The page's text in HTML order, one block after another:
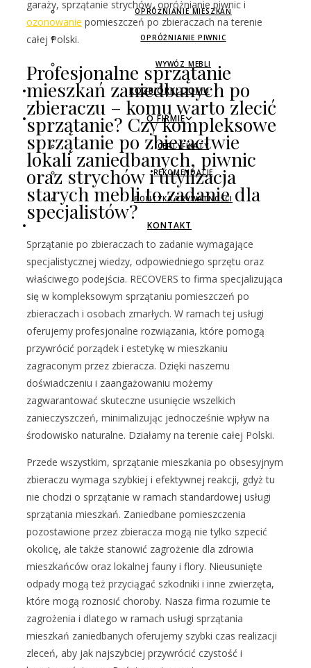
OPRÓŻNIANIE MIESZKAŃ
OPRÓŻNIANIE PIWNIC
WYWÓZ MEBLI
ROZBIÓRKI DOMU
O FIRMIE
CERTYFIKATY
REKOMENDACJE
POLITYKA PRYWATNOŚCI
KONTAKT
garaży, sprzątanie strychów, opróżnianie piwnic i
ozonowanie pomieszczeń po zbieraczach na terenie
całej Polski.
Profesjonalne sprzątanie
mieszkań zaniedbanych po
zbieraczu – komu warto zlecić
sprzątanie? Czy kompleksowe
sprzątanie po zbieractwie
lokali zaniedbanych, piwnic
oraz strychów i utylizacja
starych mebli to zadanie dla
specjalistów?
Sprzątanie po zbieraczach to zadanie wymagające
specjalistycznej wiedzy, odpowiedniego sprzętu oraz
właściwego podejścia. RECOVERS to firma specjalizująca
się w kompleksowym sprzątaniu pomieszczeń po
zbieraczach i osobach zmarłych. W ramach tej usługi
oferujemy profesjonalne rozwiązania, które pomogą
przywrócić porządek i estetykę w mieszkaniu
zagraconym przez zbieracza. Dzięki naszemu
doświadczeniu i zaangażowaniu możemy
zagwarantować skuteczne usunięcie wszelkich
zanieczyszczeń, minimalizując jednocześnie wpływ na
środowisko naturalne. Działamy na terenie całej Polski.
Przede wszystkim, sprzątanie mieszkania po obsesyjnym
zbieraczu wymaga szybkiej i efektywnej reakcji, gdyż tu
nie chodzi o sprzątanie w ramach standardowej usługi
sprzątania mieszkań. Zaniedbane pomieszczenia
pozostawione przez zbieracza mogą nie tylko szpecić
okolicę, ale także stanowić zagrożenie dla zdrowia
mieszkańców oraz lokalnej fauny i flory. Nieusunięte
odpady mogą też przyciągać szkodniki i inne zwierzęta,
które mogą roznosić choroby. Nasza firma rozumie te
zagrożenia i dlatego w ramach usługi sprzątania
mieszkań zaniedbanych oferujemy szybki czas realizacji
zleceń, aby jak najszybciej przywrócić czystość i